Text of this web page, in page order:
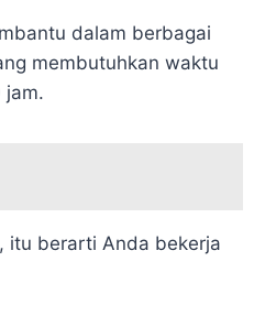
dalam berbagai
membutuhkan waktu
jam.
itu berarti Anda bekerja